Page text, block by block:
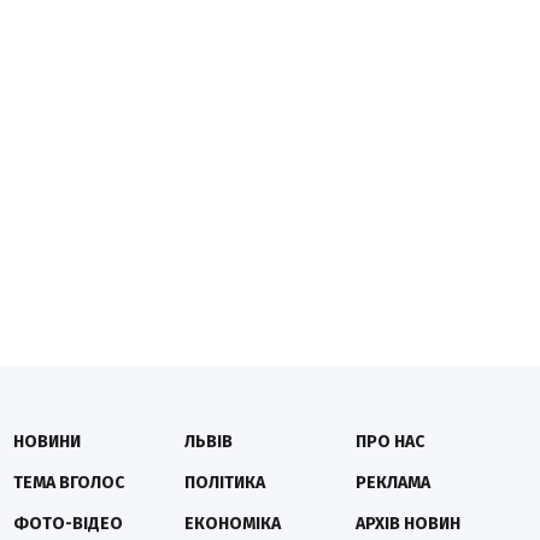
НОВИНИ
ТЕМА ВГОЛОС
ФОТО-ВІДЕО
ЛЬВІВ
ПОЛІТИКА
ЕКОНОМІКА
ПРО НАС
РЕКЛАМА
АРХІВ НОВИН